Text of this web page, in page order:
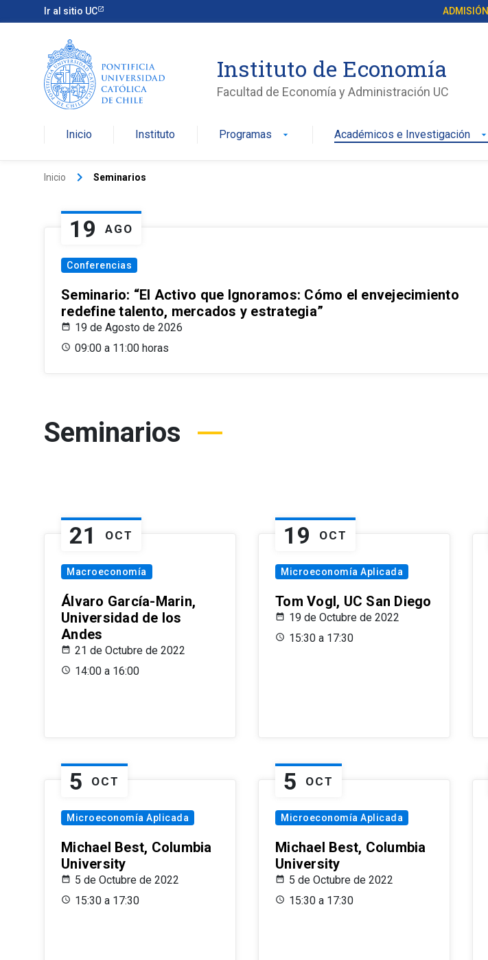
Ir al sitio UC ADMISIÓN
Instituto de Economía
Facultad de Economía y Administración UC
Inicio Instituto Programas arrow_drop_down Académicos e Investigación arrow_drop_down
Inicio keyboard_arrow_right Seminarios
19 AGO
Conferencias
Seminario: “El Activo que Ignoramos: Cómo el envejecimiento
redefine talento, mercados y estrategia”
19 de Agosto de 2026
09:00 a 11:00 horas
Seminarios
21 OCT
Macroeconomía
Álvaro García-Marin,
Universidad de los
Andes
21 de Octubre de 2022
14:00 a 16:00
19 OCT
Microeconomía Aplicada
Tom Vogl, UC San Diego
19 de Octubre de 2022
15:30 a 17:30
5 OCT
Microeconomía Aplicada
Michael Best, Columbia
University
5 de Octubre de 2022
15:30 a 17:30
5 OCT
Microeconomía Aplicada
Michael Best, Columbia
University
5 de Octubre de 2022
15:30 a 17:30